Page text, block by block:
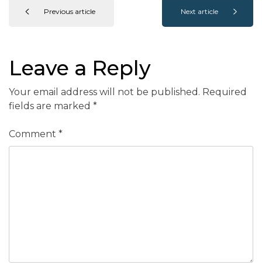
Previous article Next article
Leave a Reply
Your email address will not be published. Required
fields are marked *
Comment *